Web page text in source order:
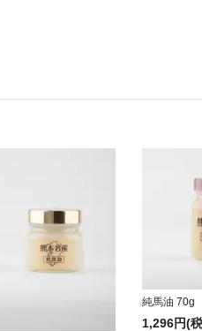
純馬油 70g
1,296円(